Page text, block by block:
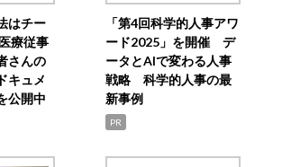
はチー
療従事
さんの
キュメ
公開中
「第4回科学的人事アワ
ード2025」を開催 デ
ータとAIで変わる人事
戦略 科学的人事の最
新事例
PR